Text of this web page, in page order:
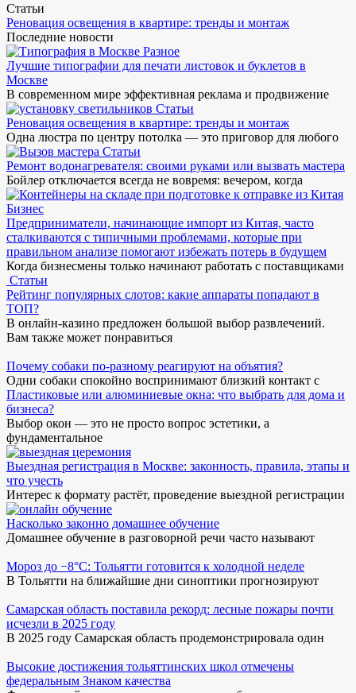
Статьи
Реновация освещения в квартире: тренды и монтаж
Последние новости
Разное
Лучшие типографии для печати листовок и буклетов в
Москве
В современном мире эффективная реклама и продвижение
Статьи
Реновация освещения в квартире: тренды и монтаж
Одна люстра по центру потолка — это приговор для любого
Статьи
Ремонт водонагревателя: своими руками или вызвать мастера
Бойлер отключается всегда не вовремя: вечером, когда
Бизнес
Предприниматели, начинающие импорт из Китая, часто
сталкиваются с типичными проблемами, которые при
правильном анализе помогают избежать потерь в будущем
Когда бизнесмены только начинают работать с поставщиками
Статьи
Рейтинг популярных слотов: какие аппараты попадают в
ТОП?
В онлайн-казино предложен большой выбор развлечений.
Вам также может понравиться
Почему собаки по-разному реагируют на объятия?
Одни собаки спокойно воспринимают близкий контакт с
Пластиковые или алюминиевые окна: что выбрать для дома и
бизнеса?
Выбор окон — это не просто вопрос эстетики, а
фундаментальное
Выездная регистрация в Москве: законность, правила, этапы и
что учесть
Интерес к формату растёт, проведение выездной регистрации
Насколько законно домашнее обучение
Домашнее обучение в разговорной речи часто называют
Мороз до −8°C: Тольятти готовится к холодной неделе
В Тольятти на ближайшие дни синоптики прогнозируют
Самарская область поставила рекорд: лесные пожары почти
исчезли в 2025 году
В 2025 году Самарская область продемонстрировала один
Высокие достижения тольяттинских школ отмечены
федеральным Знаком качества